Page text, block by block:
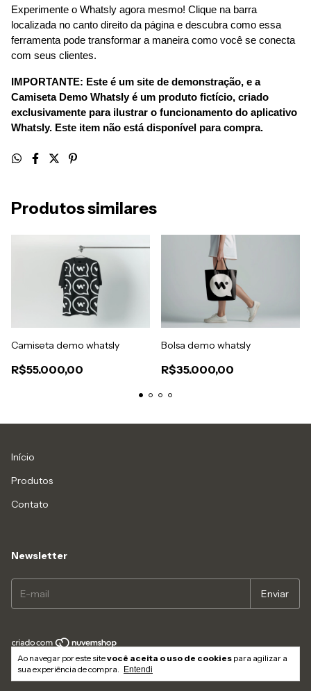
Ao navegar por este sitevocê aceita o uso de cookies para agilizar a
sua experiência de compra.
Entendi
Experimente o Whatsly agora mesmo! Clique na barra
localizada no canto direito da página e descubra como essa
ferramenta pode transformar a maneira como você se conecta
com seus clientes.
IMPORTANTE: Este é um site de demonstração, e a
Camiseta Demo Whatsly é um produto fictício, criado
exclusivamente para ilustrar o funcionamento do aplicativo
Whatsly. Este item não está disponível para compra.
Produtos similares
Camiseta demo whatsly
R$55.000,00
Bolsa demo whatsly
R$35.000,00
Início
Produtos
Contato
Newsletter
Copyright Loja demo whats.ly - 2026. Todos os direitos reservados.